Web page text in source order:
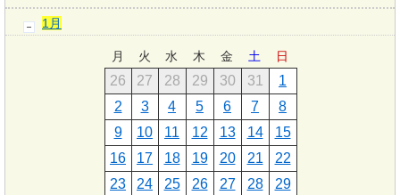
1月
月 火 水 木 金 土 日
26 27 28 29 30 31
1
2
3 4 5 6 7
8
9
10 11 12 13 14
15
16
17 18 19 20 21
22
23
24 25 26 27 28
29